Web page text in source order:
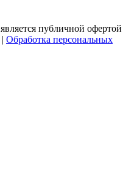
публичной офертой
| Обработка персональных